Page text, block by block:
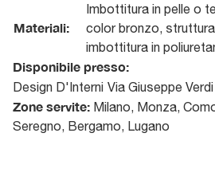
Materiali:
Imbottitura in pelle o
color bronzo,
imbottitura in
Disponibile presso:
Design D'Interni Via Giuseppe
Zone servite: Milano, Monza,
Seregno, Bergamo, Lugano